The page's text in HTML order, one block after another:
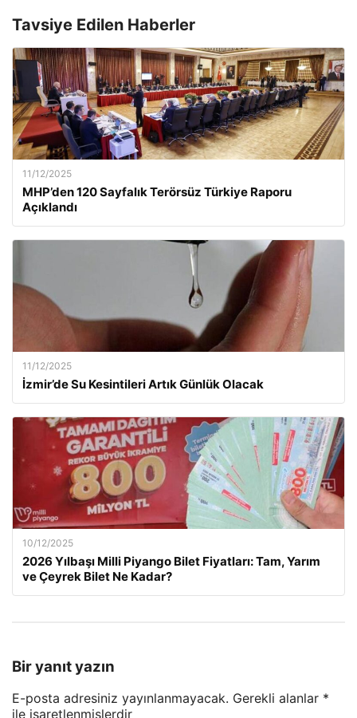
Tavsiye Edilen Haberler
11/12/2025
MHP’den 120 Sayfalık Terörsüz Türkiye Raporu
Açıklandı
11/12/2025
İzmir’de Su Kesintileri Artık Günlük Olacak
10/12/2025
2026 Yılbaşı Milli Piyango Bilet Fiyatları: Tam, Yarım
ve Çeyrek Bilet Ne Kadar?
Bir yanıt yazın
E-posta adresiniz yayınlanmayacak. Gerekli alanlar *
ile işaretlenmişlerdir